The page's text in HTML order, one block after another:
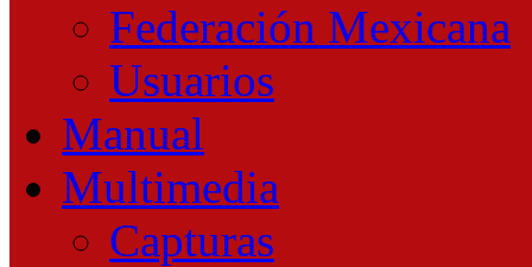
Federación Mexicana
Usuarios
Manual
Multimedia
Capturas